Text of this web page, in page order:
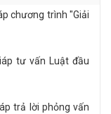
chương trình "Giải
tư vấn Luật đầu
trả lời phỏng vấn